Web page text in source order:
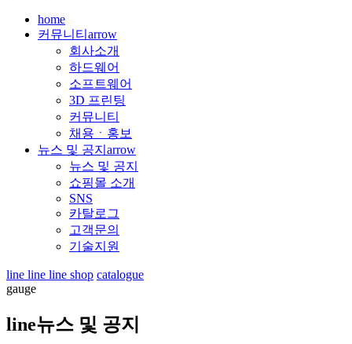
home
커뮤니티 arrow
회사소개
하드웨어
소프트웨어
3D 프린팅
커뮤니티
채용ㆍ홍보
뉴스 및 공지 arrow
뉴스 및 공지
쇼핑몰 소개
SNS
카탈로그
고객문의
기술지원
line line line shop catalogue
gauge
line뉴스 및 공지